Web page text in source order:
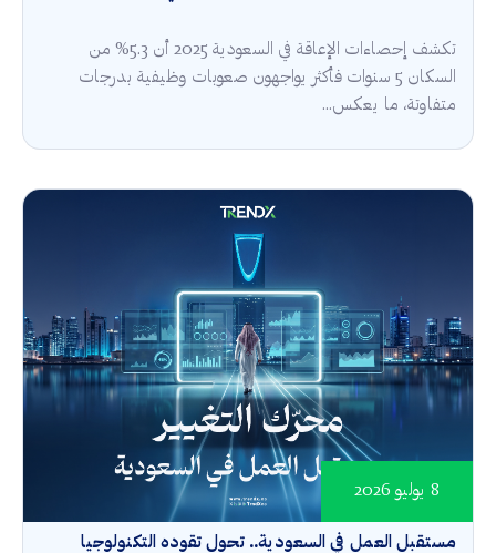
تكشف إحصاءات الإعاقة في السعودية 2025 أن 5.3% من
السكان 5 سنوات فأكثر يواجهون صعوبات وظيفية بدرجات
متفاوتة، ما يعكس...
مستقبل العمل في السعودية.. تحول تقوده التكنولوجيا
8 يوليو 2026